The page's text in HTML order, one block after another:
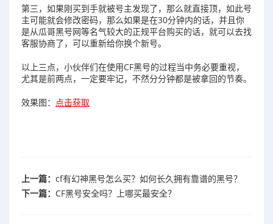
第三，如果刚买到手就被号主发现了，那么就直接顶，如此号
主可能就会修改密码，那么如果是在30分钟内的话，并且你
是从瓜哥黑号网等名气较大的正规平台购买的话，就可以去找
客服协商了，可以重新给你换个新号。
以上三点，小伙伴们在使用CF黑号的过程当中务必要重视，
尤其是前两点，一定要牢记，不然分分钟都是被拿回的节奏。
效果图： 点击获取
上一篇： cf有幻神黑号怎么买？如何长久拥有靠谱的黑号？
下一篇： CF黑号安全吗？上哪买最安全？